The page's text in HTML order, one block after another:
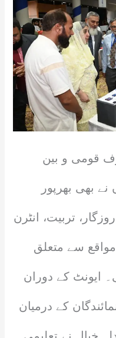
تقریباً 50 معروف قومی و بین
نے بھی بھرپور
تربیت، انٹرن
سے متعلق
ایونٹ کے دوران
کے درمیان